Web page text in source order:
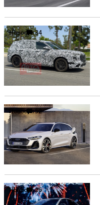
Новости34
Новости52
Новости26